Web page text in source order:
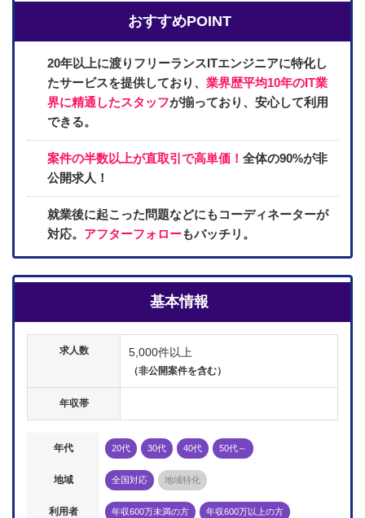
おすすめPOINT
20年以上に渡りフリーランスITエンジニアに特化し
たサービスを提供しており、 業界歴平均10年のIT業
界に精通したスタッフが揃っており、安心して利用
できる。
案件の半数以上が直取引で高単価！ 全体の90%が非
公開求人！
就業後に起こった問題などにもコーディネーターが
対応。 アフターフォローもバッチリ。
基本情報
求人数 5,000件以上
（非公開案件を含む）
年収帯
年代 20代 30代 40代 50代～
地域 全国対応 地域特化
利用者 年収600万未満の方 年収600万以上の方